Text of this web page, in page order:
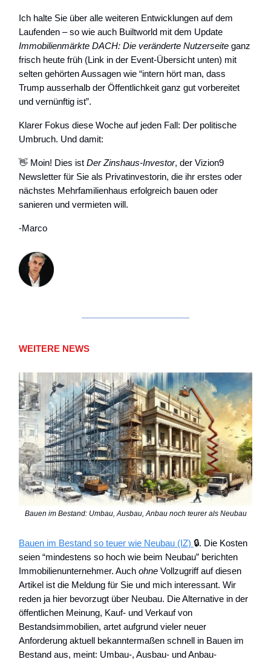
Ich halte Sie über alle weiteren Entwicklungen auf dem
Laufenden – so wie auch Builtworld mit dem Update
Immobilienmärkte DACH: Die veränderte Nutzerseite ganz
frisch heute früh (Link in der Event-Übersicht unten) mit
selten gehörten Aussagen wie “intern hört man, dass
Trump ausserhalb der Öffentlichkeit ganz gut vorbereitet
und vernünftig ist”.
Klarer Fokus diese Woche auf jeden Fall: Der politische
Umbruch. Und damit:
👋 Moin! Dies ist Der Zinshaus-Investor, der Vizion9
Newsletter für Sie als Privatinvestorin, die ihr erstes oder
nächstes Mehrfamilienhaus erfolgreich bauen oder
sanieren und vermieten will.
-Marco
WEITERE NEWS
Bauen im Bestand: Umbau, Ausbau, Anbau noch teurer als Neubau
Bauen im Bestand so teuer wie Neubau (IZ) 🔒. Die Kosten
seien “mindestens so hoch wie beim Neubau” berichten
Immobilienunternehmer. Auch ohne Vollzugriff auf diesen
Artikel ist die Meldung für Sie und mich interessant. Wir
reden ja hier bevorzugt über Neubau. Die Alternative in der
öffentlichen Meinung, Kauf- und Verkauf von
Bestandsimmobilien, artet aufgrund vieler neuer
Anforderung aktuell bekanntermaßen schnell in Bauen im
Bestand aus, meint: Umbau-, Ausbau- und Anbau-